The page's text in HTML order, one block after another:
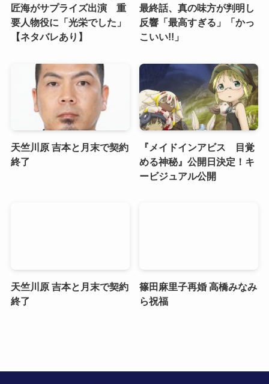
匠海がサプライズ出演 重
要人物役に「光栄でした」
【ネタバレあり】
最終話、真の味方が判明し
反響「最高すぎる」「かっ
こいい!!」
天竺川原 吉本と月末で契約
終了
『メイドインアビス 目覚
める神秘』公開日決定！キ
ービジュアル公開
天竺川原 吉本と月末で契約
終了
篠田麻里子再婚 高橋みなみ
ら祝福